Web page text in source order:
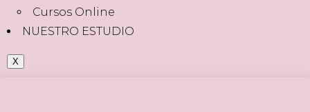
Cursos Online
NUESTRO ESTUDIO
X